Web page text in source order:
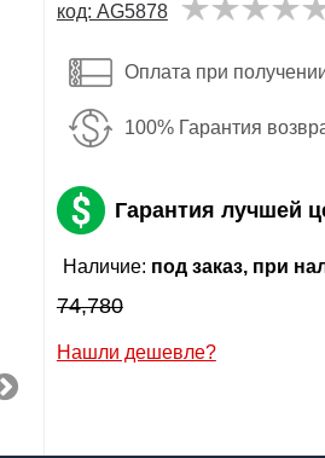
код: AG5878
Оплата при
100% Гарантия
Гарантия лучшей
Наличие: под заказ, при
74,780
Нашли дешевле?
руб
обработку
руб
данных